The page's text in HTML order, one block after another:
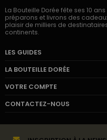
La Bouteille Dorée fête ses 10
préparons et livrons des
plaisir de milliers de
continents.
LES GUIDES
LA BOUTEILLE DORÉE
VOTRE COMPTE
CONTACTEZ-NOUS